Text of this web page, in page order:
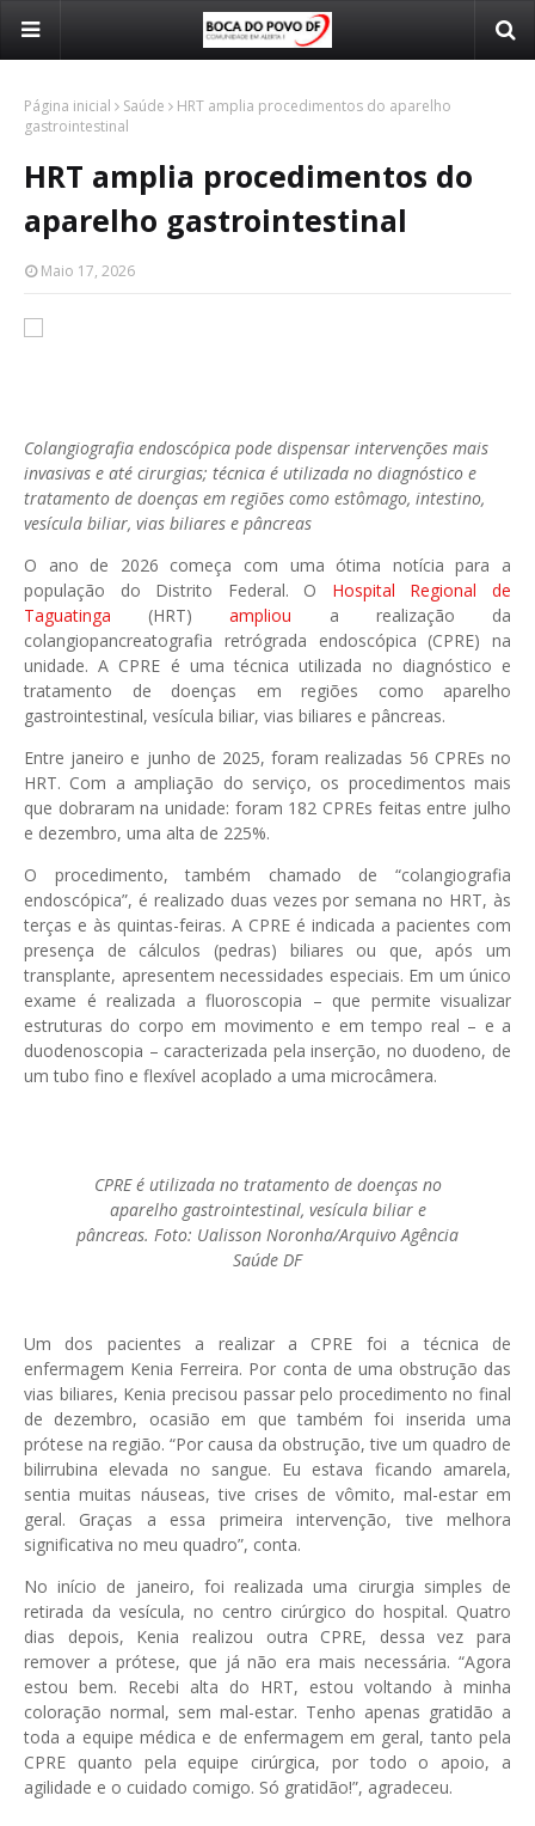
Página inicial Saúde
HRT amplia procedimentos do aparelho
gastrointestinal
HRT amplia procedimentos do
aparelho gastrointestinal
Maio 17, 2026
Colangiografia endoscópica pode dispensar intervenções mais
invasivas e até cirurgias; técnica é utilizada no diagnóstico e
tratamento de doenças em regiões como estômago, intestino,
vesícula biliar, vias biliares e pâncreas
O ano de 2026 começa com uma ótima notícia para a
população do Distrito Federal. O Hospital Regional de
Taguatinga (HRT)ampliou a realização da
colangiopancreatografia retrógrada endoscópica (CPRE) na
unidade. A CPRE é uma técnica utilizada no diagnóstico e
tratamento de doenças em regiões como aparelho
gastrointestinal, vesícula biliar, vias biliares e pâncreas.
Entre janeiro e junho de 2025, foram realizadas 56 CPREs no
HRT. Com a ampliação do serviço, os procedimentos mais
que dobraram na unidade: foram 182 CPREs feitas entre julho
e dezembro, uma alta de 225%.
O procedimento, também chamado de “colangiografia
endoscópica”, é realizado duas vezes por semana no HRT, às
terças e às quintas-feiras. A CPRE é indicada a pacientes com
presença de cálculos (pedras) biliares ou que, após um
transplante, apresentem necessidades especiais. Em um único
exame é realizada a fluoroscopia – que permite visualizar
estruturas do corpo em movimento e em tempo real – e a
duodenoscopia – caracterizada pela inserção, no duodeno, de
um tubo fino e flexível acoplado a uma microcâmera.
CPRE é utilizada no tratamento de doenças no
aparelho gastrointestinal, vesícula biliar e
pâncreas. Foto: Ualisson Noronha/Arquivo Agência
Saúde DF
Um dos pacientes a realizar a CPRE foi a técnica de
enfermagem Kenia Ferreira. Por conta de uma obstrução das
vias biliares, Kenia precisou passar pelo procedimento no final
de dezembro, ocasião em que também foi inserida uma
prótese na região. “Por causa da obstrução, tive um quadro de
bilirrubina elevada no sangue. Eu estava ficando amarela,
sentia muitas náuseas, tive crises de vômito, mal-estar em
geral. Graças a essa primeira intervenção, tive melhora
significativa no meu quadro”, conta.
No início de janeiro, foi realizada uma cirurgia simples de
retirada da vesícula, no centro cirúrgico do hospital. Quatro
dias depois, Kenia realizou outra CPRE, dessa vez para
remover a prótese, que já não era mais necessária. “Agora
estou bem. Recebi alta do HRT, estou voltando à minha
coloração normal, sem mal-estar. Tenho apenas gratidão a
toda a equipe médica e de enfermagem em geral, tanto pela
CPRE quanto pela equipe cirúrgica, por todo o apoio, a
agilidade e o cuidado comigo. Só gratidão!”, agradeceu.